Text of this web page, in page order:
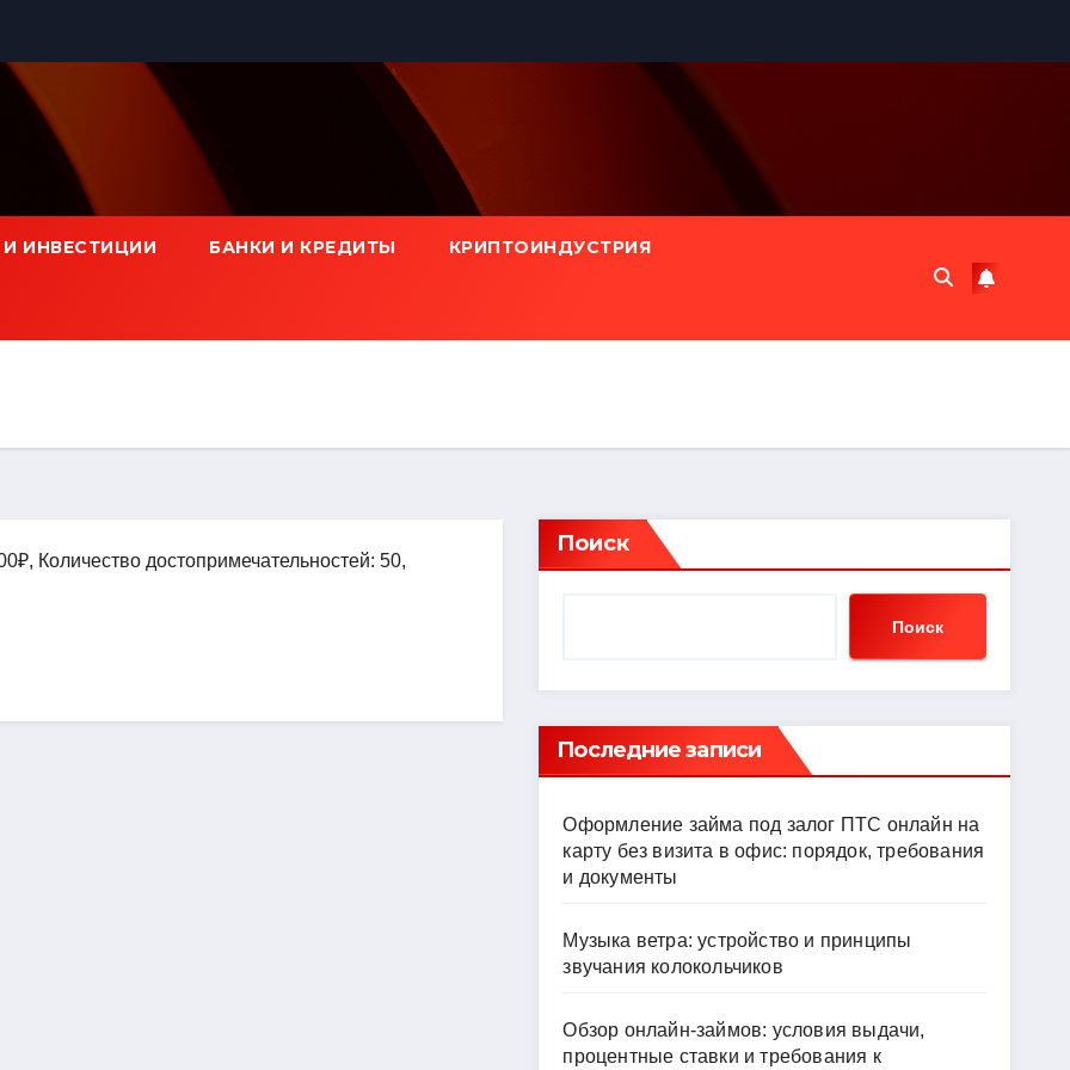
И ИНВЕСТИЦИИ БАНКИ И КРЕДИТЫ КРИПТОИНДУСТРИЯ
Количество достопримечательностей: 50,
Поиск
Поиск
Последние записи
Оформление займа под залог ПТС онлайн на
карту без визита в офис: порядок, требования
и документы
Музыка ветра: устройство и принципы
звучания колокольчиков
Обзор онлайн-займов: условия выдачи,
процентные ставки и требования к